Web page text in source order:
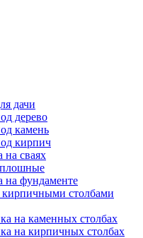
дачи
дерево
камень
кирпич
на сваях
на фундаменте
кирпичными столбами
на каменных столбах
на кирпичных столбах